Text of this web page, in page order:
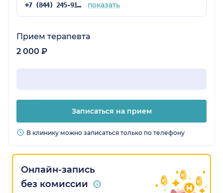
+7 (844) 245-91-31 показать
Прием терапевта
2 000 ₽
Записаться на прием
В клинику можно записаться только по телефону
Онлайн-запись
без комиссии